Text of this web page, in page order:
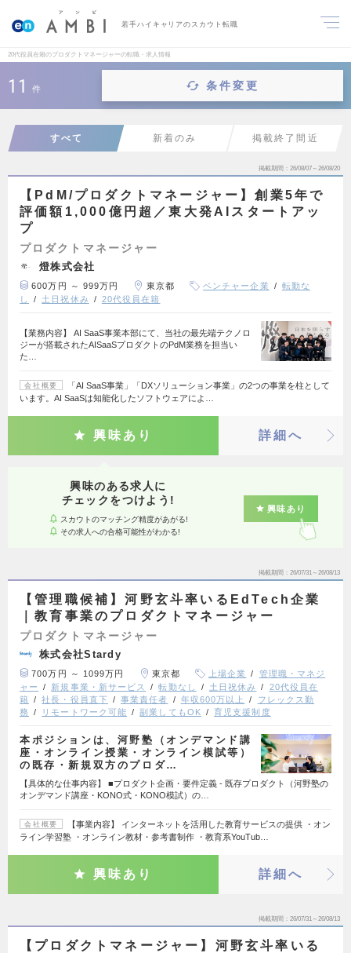
若手ハイキャリアのスカウト転職
20代役員在籍のプロダクトマネージャーの転職・求人情報
11 件 条件変更
すべて 新着のみ 掲載終了間近
掲載期間 26/08/07～26/08/20
【PdM/プロダクトマネージャー】創業5年で
評価額1,000億円超／東大発AIスタートアッ
プ
プロダクトマネージャー
燈株式会社
600万円 ～ 999万円 東京都 ベンチャー企業
転勤な
し
土日祝休み 20代役員在籍
【業務内容】 AI SaaS事業本部にて、当社の最先端テクノロ
ジーが搭載されたAISaaSプロダクトのPdM業務を担当い
た…
会社概要
「AI SaaS事業」「DXソリューション事業」の2つの事業を柱として
います。AI SaaSは知能化したソフトウェアによ…
興味あり 詳細へ
興味のある求人に
チェックをつけよう!
スカウトのマッチング精度があがる!
その求人への合格可能性がわかる!
興味あり
掲載期間 26/07/31～26/08/13
【管理職候補】河野玄斗率いるEdTech企業
｜教育事業のプロダクトマネージャー
プロダクトマネージャー
株式会社Stardy
700万円 ～ 1099万円 東京都 上場企業
管理職・マネジ
ャー
新規事業・新サービス 転勤なし 土日祝休み
20代役員在
籍
社長・役員直下 事業責任者 年収600万以上
フレックス勤
務
リモートワーク可能 副業してもOK 育児支援制度
本ポジションは、河野塾（オンデマンド講
座・オンライン授業・オンライン模試等）
の既存・新規双方のプロダ…
【具体的な仕事内容】 ■プロダクト企画・要件定義 - 既存プロダクト（河野塾の
オンデマンド講座・KONO式・KONO模試）の…
会社概要
【事業内容】 インターネットを活用した教育サービスの提供 ・オン
ライン学習塾 ・オンライン教材・参考書制作 ・教育系YouTub…
興味あり 詳細へ
掲載期間 26/07/31～26/08/13
【プロダクトマネージャー】河野玄斗率いる